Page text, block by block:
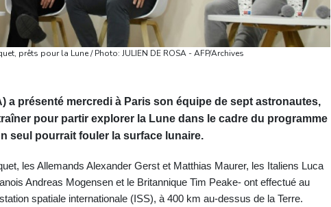
prêts pour la Lune / Photo: JULIEN DE ROSA - AFP/Archives
a présenté mercredi à Paris son équipe de sept astronautes,
pour partir explorer la Lune dans le cadre du programme
seul pourrait fouler la surface lunaire.
les Allemands Alexander Gerst et Matthias Maurer, les Italiens Luca
Andreas Mogensen et le Britannique Tim Peake- ont effectué au
spatiale internationale (ISS), à 400 km au-dessus de la Terre.